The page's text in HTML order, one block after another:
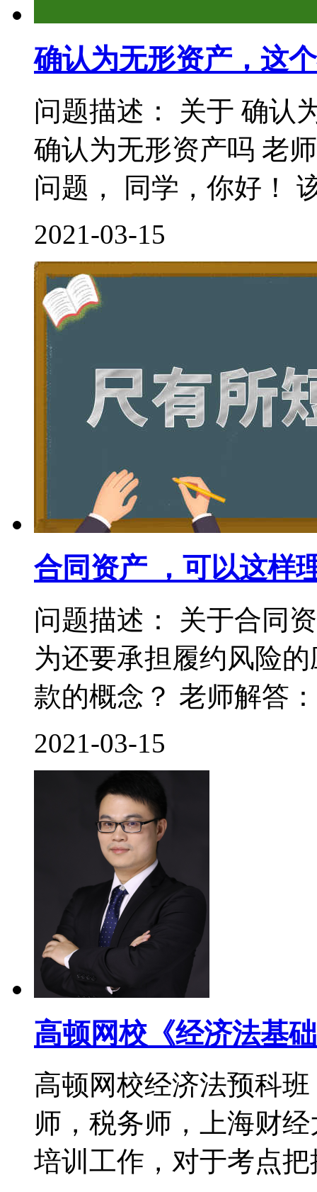
确认为无形资产，这
问题描述： 关于 确认
确认为无形资产吗 老
问题， 同学，你好！
2021-03-15
合同资产 ，可以这样
问题描述： 关于合同
为还要承担履约风险
款的概念？ 老师解答
2021-03-15
高顿网校《经济法基
高顿网校经济法预科
师，税务师，上海财
培训工作，对于考点